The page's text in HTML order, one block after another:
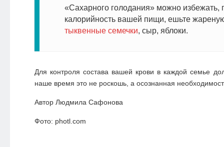
«Сахарного голодания» можно избежать,
калорийность вашей пищи, ешьте
тыквенные семечки, сыр, яблоки.
Для контроля состава вашей крови в каждой семье
наше время это не роскошь, а осознанная
Автор Людмила Сафонова
Фото: photl.com